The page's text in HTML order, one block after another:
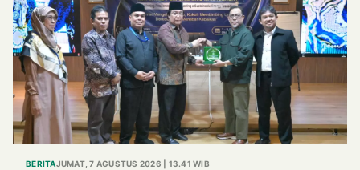
BERITAJUMAT, 7 AGUSTUS 2026 | 13.41 WIB